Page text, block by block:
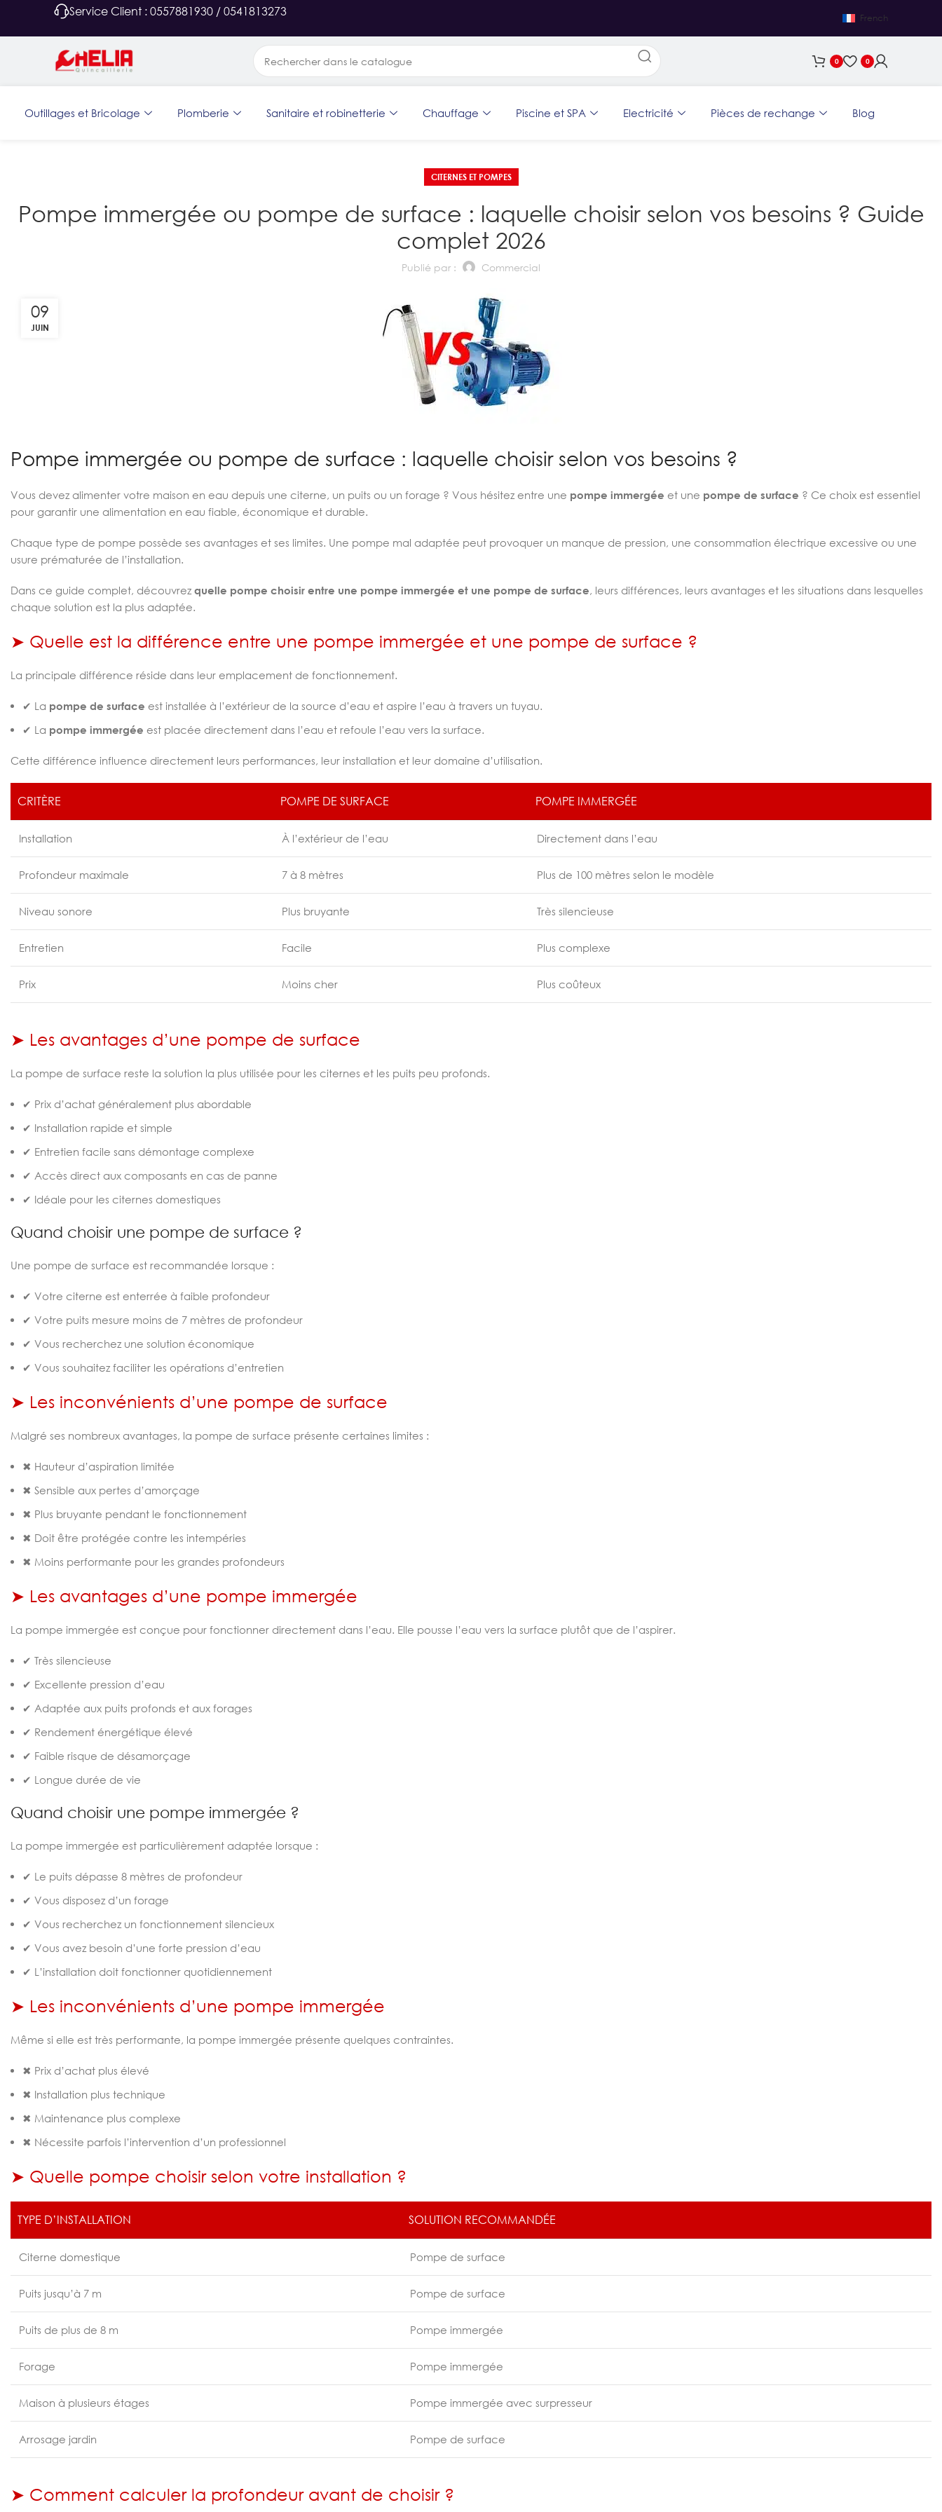
Service Client : 0557881930 / 0541813273 French
0 0
Outillages et Bricolage Plomberie Sanitaire et robinetterie Chauffage Piscine et SPA Electricité Pièces de rechange Blog
CITERNES ET POMPES
Pompe immergée ou pompe de surface : laquelle choisir selon vos besoins ? Guide
complet 2026
Publié par : Commercial
09
JUIN
Pompe immergée ou pompe de surface : laquelle choisir selon vos besoins ?
Vous devez alimenter votre maison en eau depuis une citerne, un puits ou un forage ? Vous hésitez entre une pompe immergée et une pompe de surface ? Ce choix est essentiel
pour garantir une alimentation en eau fiable, économique et durable.
Chaque type de pompe possède ses avantages et ses limites. Une pompe mal adaptée peut provoquer un manque de pression, une consommation électrique excessive ou une
usure prématurée de l’installation.
Dans ce guide complet, découvrez quelle pompe choisir entre une pompe immergée et une pompe de surface, leurs différences, leurs avantages et les situations dans lesquelles
chaque solution est la plus adaptée.
➤ Quelle est la différence entre une pompe immergée et une pompe de surface ?
La principale différence réside dans leur emplacement de fonctionnement.
✔ La pompe de surface est installée à l’extérieur de la source d’eau et aspire l’eau à travers un tuyau.
✔ La pompe immergée est placée directement dans l’eau et refoule l’eau vers la surface.
Cette différence influence directement leurs performances, leur installation et leur domaine d’utilisation.
CRITÈRE POMPE DE SURFACE POMPE IMMERGÉE
Installation À l’extérieur de l’eau Directement dans l’eau
Profondeur maximale 7 à 8 mètres Plus de 100 mètres selon le modèle
Niveau sonore Plus bruyante Très silencieuse
Entretien Facile Plus complexe
Prix Moins cher Plus coûteux
➤ Les avantages d’une pompe de surface
La pompe de surface reste la solution la plus utilisée pour les citernes et les puits peu profonds.
✔ Prix d’achat généralement plus abordable
✔ Installation rapide et simple
✔ Entretien facile sans démontage complexe
✔ Accès direct aux composants en cas de panne
✔ Idéale pour les citernes domestiques
Quand choisir une pompe de surface ?
Une pompe de surface est recommandée lorsque :
✔ Votre citerne est enterrée à faible profondeur
✔ Votre puits mesure moins de 7 mètres de profondeur
✔ Vous recherchez une solution économique
✔ Vous souhaitez faciliter les opérations d’entretien
➤ Les inconvénients d’une pompe de surface
Malgré ses nombreux avantages, la pompe de surface présente certaines limites :
✖ Hauteur d’aspiration limitée
✖ Sensible aux pertes d’amorçage
✖ Plus bruyante pendant le fonctionnement
✖ Doit être protégée contre les intempéries
✖ Moins performante pour les grandes profondeurs
➤ Les avantages d’une pompe immergée
La pompe immergée est conçue pour fonctionner directement dans l’eau. Elle pousse l’eau vers la surface plutôt que de l’aspirer.
✔ Très silencieuse
✔ Excellente pression d’eau
✔ Adaptée aux puits profonds et aux forages
✔ Rendement énergétique élevé
✔ Faible risque de désamorçage
✔ Longue durée de vie
Quand choisir une pompe immergée ?
La pompe immergée est particulièrement adaptée lorsque :
✔ Le puits dépasse 8 mètres de profondeur
✔ Vous disposez d’un forage
✔ Vous recherchez un fonctionnement silencieux
✔ Vous avez besoin d’une forte pression d’eau
✔ L’installation doit fonctionner quotidiennement
➤ Les inconvénients d’une pompe immergée
Même si elle est très performante, la pompe immergée présente quelques contraintes.
✖ Prix d’achat plus élevé
✖ Installation plus technique
✖ Maintenance plus complexe
✖ Nécessite parfois l’intervention d’un professionnel
➤ Quelle pompe choisir selon votre installation ?
TYPE D’INSTALLATION SOLUTION RECOMMANDÉE
Citerne domestique Pompe de surface
Puits jusqu’à 7 m Pompe de surface
Puits de plus de 8 m Pompe immergée
Forage Pompe immergée
Maison à plusieurs étages Pompe immergée avec surpresseur
Arrosage jardin Pompe de surface
➤ Comment calculer la profondeur avant de choisir ?